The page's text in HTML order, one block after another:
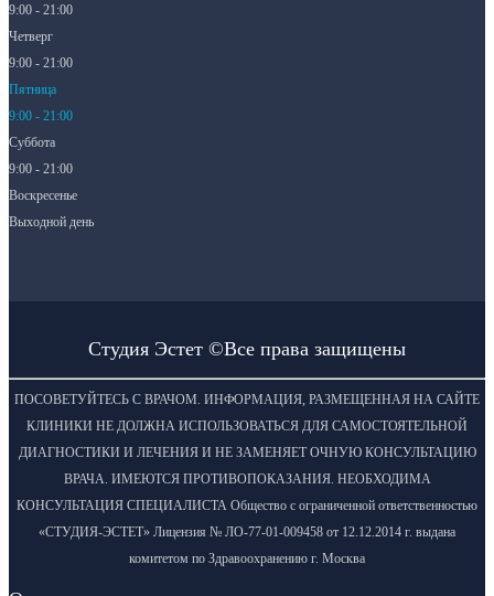
9:00 - 21:00
Четверг
9:00 - 21:00
Пятница
9:00 - 21:00
Суббота
9:00 - 21:00
Воскресенье
Выходной день
Студия Эстет ©Все права защищены
ПОСОВЕТУЙТЕСЬ С ВРАЧОМ. ИНФОРМАЦИЯ, РАЗМЕЩЕННАЯ НА САЙТЕ
КЛИНИКИ НЕ ДОЛЖНА ИСПОЛЬЗОВАТЬСЯ ДЛЯ САМОСТОЯТЕЛЬНОЙ
ДИАГНОСТИКИ И ЛЕЧЕНИЯ И НЕ ЗАМЕНЯЕТ ОЧНУЮ КОНСУЛЬТАЦИЮ
ВРАЧА. ИМЕЮТСЯ ПРОТИВОПОКАЗАНИЯ. НЕОБХОДИМА
КОНСУЛЬТАЦИЯ СПЕЦИАЛИСТА Общество с ограниченной ответственностью
«СТУДИЯ-ЭСТЕТ» Лицензия № ЛО-77-01-009458 от 12.12.2014 г. выдана
комитетом по Здравоохранению г. Москва